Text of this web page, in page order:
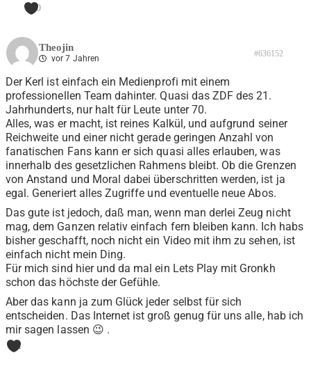
0
Theojin
vor 7 Jahren #636152
Der Kerl ist einfach ein Medienprofi mit einem
professionellen Team dahinter. Quasi das ZDF des 21.
Jahrhunderts, nur halt für Leute unter 70.
Alles, was er macht, ist reines Kalkül, und aufgrund seiner
Reichweite und einer nicht gerade geringen Anzahl von
fanatischen Fans kann er sich quasi alles erlauben, was
innerhalb des gesetzlichen Rahmens bleibt. Ob die Grenzen
von Anstand und Moral dabei überschritten werden, ist ja
egal. Generiert alles Zugriffe und eventuelle neue Abos.
Das gute ist jedoch, daß man, wenn man derlei Zeug nicht
mag, dem Ganzen relativ einfach fern bleiben kann. Ich habs
bisher geschafft, noch nicht ein Video mit ihm zu sehen, ist
einfach nicht mein Ding.
Für mich sind hier und da mal ein Lets Play mit Gronkh
schon das höchste der Gefühle.
Aber das kann ja zum Glück jeder selbst für sich
entscheiden. Das Internet ist groß genug für uns alle, hab ich
mir sagen lassen 😉 .
1